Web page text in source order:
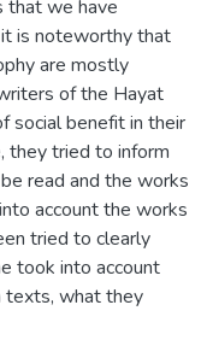
that we have
is noteworthy that
are mostly
of the Hayat
social benefit in their
they tried to inform
read and the works
account the works
tried to clearly
took into account
texts, what they